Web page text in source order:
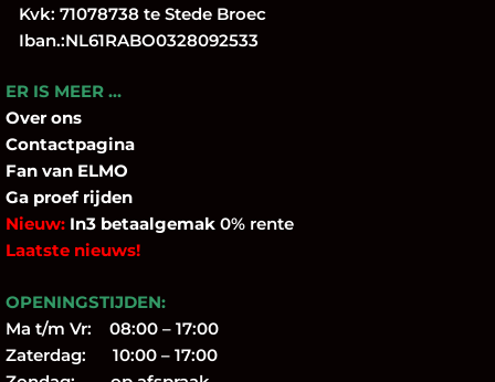
Kvk: 71078738 te Stede Broec
Iban.:NL61RABO0328092533
ER IS MEER …
Over ons
Contactpagina
Fan van ELMO
Ga proef rijden
Nieuw: In3 betaalgemak 0% rente
Laatste nieuws!
OPENINGSTIJDEN:
Ma t/m Vr: 08:00 – 17:00
Zaterdag: 10:00 – 17:00